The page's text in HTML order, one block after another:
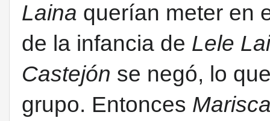
Laina querían meter en
de la infancia de Lele
Castejón se negó, lo
grupo. Entonces